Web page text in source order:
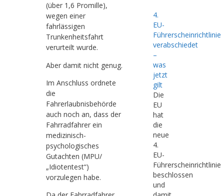
(über 1,6 Promille),
wegen einer
fahrlässigen
Trunkenheitsfahrt
verurteilt wurde.
Aber damit nicht genug.
Im Anschluss ordnete
die
Fahrerlaubnisbehörde
auch noch an, dass der
Fahrradfahrer ein
medizinisch-
psychologisches
Gutachten (MPU/
„Idiotentest“)
vorzulegen habe.
4.
EU-
Führerscheinrichtlinie
verabschiedet
–
was
jetzt
gilt
Die
EU
hat
die
neue
4.
EU-
Führerscheinrichtlinie
beschlossen
und